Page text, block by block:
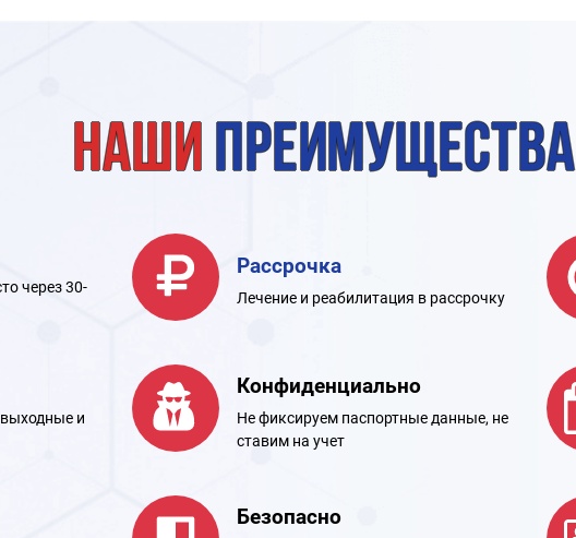
Наши преимущества
через 30-
Рассрочка
Лечение и реабилитация в рассрочку
и
Конфиденциально
Не фиксируем паспортные данные, не
ставим на учет
Безопасно